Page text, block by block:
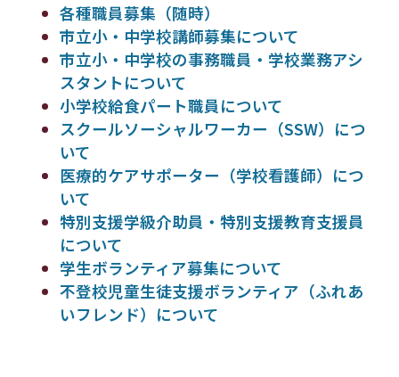
各種職員募集（随時）
市立小・中学校講師募集について
市立小・中学校の事務職員・学校業務アシ
スタントについて
小学校給食パート職員について
スクールソーシャルワーカー（SSW）につ
いて
医療的ケアサポーター（学校看護師）につ
いて
特別支援学級介助員・特別支援教育支援員
について
学生ボランティア募集について
不登校児童生徒支援ボランティア（ふれあ
いフレンド）について